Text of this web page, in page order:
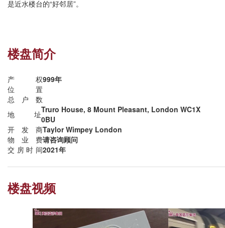
是近水楼台的“好邻居”。
楼盘简介
产权999年
位置
总户数
地址Truro House, 8 Mount Pleasant, London WC1X
0BU
开发商Taylor Wimpey London
物业费请咨询顾问
交房时间2021年
楼盘视频